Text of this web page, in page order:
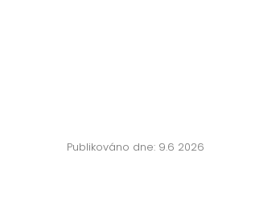
Publikováno dne: 9.6 2026